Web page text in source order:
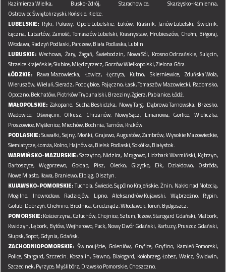
Kazimierza Wielka,
Busko-Zdrój, Starachowice,
Skarżysko-Kamienna,
Ostrowiec Świętokrzyski,Końskie,Kielce.
LUBELSKIE: Ryki, Puławy, Opole Lubelskie, Łuków, Kraśnik, Janów Lubelski, Świdnik,
Łęczna, Lubartów, Zamość,Tomaszów Lubelski, Krasnystaw, Hrubieszów, Chełm, Biłgoraj,
Włodawa,Radzyń Podlaski,Parczew,Biała Podlaska,Lublin.
LUBUSKIE: Wschowa, Żary, Żagań, Świebodzin, Nowa Sól, Krosno Odrzańskie, Sulęcin,
Strzelce Krajeńskie,Słubice,Międzyrzecz,Gorzów Wielkopolski,Zielona Góra.
ŁÓDZKIE: Rawa Mazowiecka, Łowicz, Łęczyca, Kutno, Skierniewice, Zduńska Wola,
Wieruszów,Wieluń,Sieradz, Poddębice, Pajęczno,Łask,Tomaszów Mazowiecki, Radomsko,
Opoczno,Bełchatów,Piotrków Trybunalski,Brzeziny,Zgierz,Pabianice,Łódź.
MAŁOPOLSKIE: Zakopane, Sucha Beskidzka, Nowy Targ, Dąbrowa Tarnowska, Brzesko,
Wadowice, Oświęcim, Olkusz, Chrzanów, Nowy Sącz, Limanowa, Gorlice, Wieliczka,
Proszowice,Myślenice,Miechów,Bochnia,Tarnów,Kraków.
PODLASKIE:Suwałki,Sejny, Mońki, Grajewo,Augustów,Zambrów,Wysokie Mazowieckie,
Siemiatycze,Łomża,Kolno,Hajnówka,Bielsk Podlaski,Sokółka,Białystok.
WARMIŃSKO-MAZURSKIE:Szczytno, Nidzica, Mrągowo, Lidzbark Warmiński, Kętrzyn,
Bartoszyce, Węgorzewo, Gołdap, Pisz, Olecko, Giżycko, Ełk, Działdowo, Ostróda,
Nowe Miasto,Iława,Braniewo,Elbląg,Olsztyn.
KUJAWSKO-POMORSKIE:Tuchola,Świecie,Sępólno Krajeńskie,Żnin, Nakło nad Notecią,
Mogilno, Inowrocław, Radziejów, Lipno, Aleksandrów Kujawski, Wąbrzeźno, Rypin,
Golub-Dobrzyń,Chełmno,Brodnica,Grudziądz,Włocławek,Toruń,Bydgoszcz.
POMORSKIE:Kościerzyna,Człuchów,Chojnice,Sztum,Tczew,Starogard Gdański,Malbork,
Kwidzyn,Lębork, Bytów,Wejherowo,Puck,Nowy Dwór Gdański, Kartuzy,Pruszcz Gdański,
Słupsk,Sopot,Gdynia,Gdańsk.
ZACHODNIOPOMORSKIE: Świnoujście, Goleniów, Gryfice, Gryfino, Kamień Pomorski,
Police, Stargard, Szczecin. Koszalin, Sławno, Białogard, Kołobrzeg,Łobez, Wałcz, Świdwin,
Szczecinek,Pyrzyce,Myślibórz,Drawsko Pomorskie,Choszczno.